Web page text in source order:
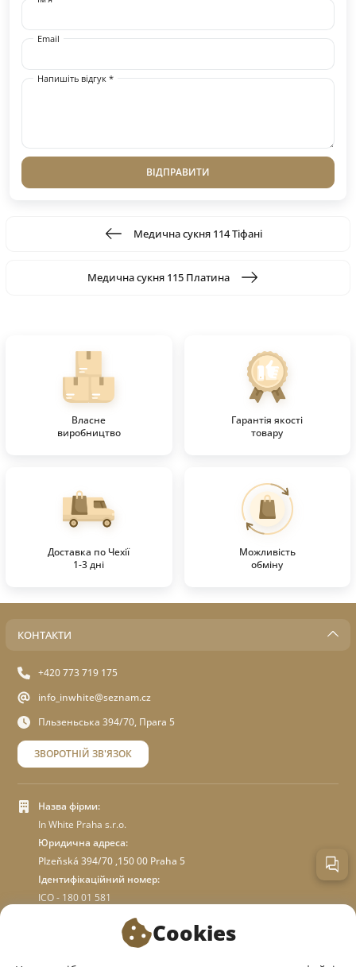
Email
Напишіть відгук *
ВІДПРАВИТИ
Медична сукня 114 Тіфані
Медична сукня 115 Платина
Власне
виробництво
Гарантія якості
товару
Доставка по Чехії
1-3 дні
Можливість
обміну
КОНТАКТИ
+420 773 719 175
info_inwhite@seznam.cz
Пльзеньська 394/70, Прага 5
ЗВОРОТНІЙ ЗВ'ЯЗОК
Назва фірми:
In White Praha s.r.o.
Юридична адреса:
Plzeňská 394/70 ,150 00 Praha 5
Ідентифікаційний номер:
ICO - 180 01 581
Cookies